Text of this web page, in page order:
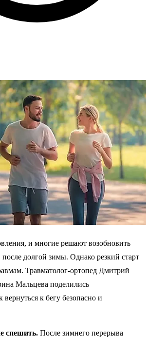
и многие решают возобновить
долгой зимы. Однако резкий старт
Травматолог-ортопед Дмитрий
Мальцева поделились
к бегу безопасно и
спешить. После зимнего перерыва